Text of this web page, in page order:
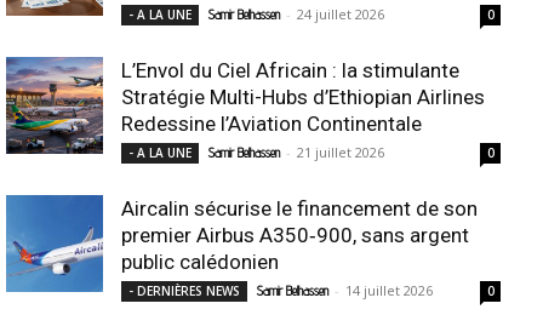
- A LA UNE Samir Belhassen - 24 juillet 2026 0
L’Envol du Ciel Africain : la stimulante
Stratégie Multi-Hubs d’Ethiopian Airlines
Redessine l’Aviation Continentale
- A LA UNE Samir Belhassen - 21 juillet 2026 0
Aircalin sécurise le financement de son
premier Airbus A350‑900, sans argent
public calédonien
- DERNIÈRES NEWS Samir Belhassen - 14 juillet 2026 0